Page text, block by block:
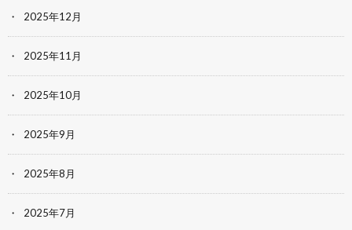
2025年12月
2025年11月
2025年10月
2025年9月
2025年8月
2025年7月